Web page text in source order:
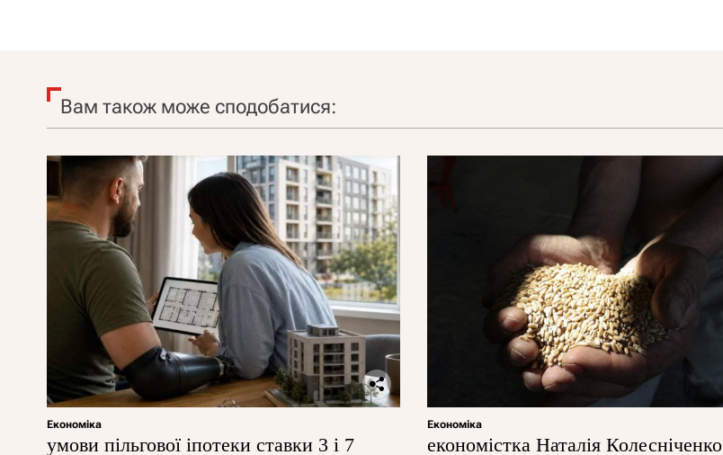
Вам також може сподобатися:
Економіка
умови пільгової іпотеки ставки 3 і 7
Економіка
економістка Наталія Колесніченко